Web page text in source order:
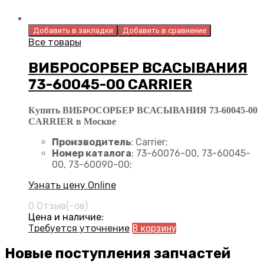
Добавить в закладки Добавить в сравнение
Все товары
ВИБРОСОРБЕР ВСАСЫВАНИЯ
73-60045-00 CARRIER
Купить ВИБРОСОРБЕР ВСАСЫВАНИЯ 73-60045-00
CARRIER в Москве
Производитель: Carrier;
Номер каталога: 73-60076-00, 73-60045-
00, 73-60090-00;
Узнать цену Online
0 Отзыв(-ов)
Цена и наличие:
Требуется уточнение В корзину
Новые поступления запчастей